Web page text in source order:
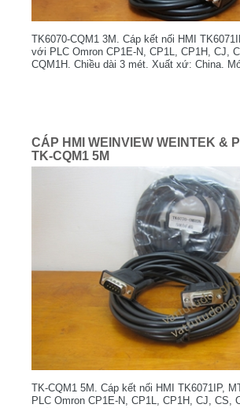
TK6070-CQM1 3M. Cáp kết nối HMI
với PLC Omron CP1E-N, CP1L, CP1H, CJ,
CQM1H. Chiều dài 3 mét. Xuất xứ: China.
CÁP HMI WEINVIEW WEINTEK &
TK-CQM1 5M
TK-CQM1 5M. Cáp kết nối HMI TK6071IP,
PLC Omron CP1E-N, CP1L, CP1H, CJ, CS,